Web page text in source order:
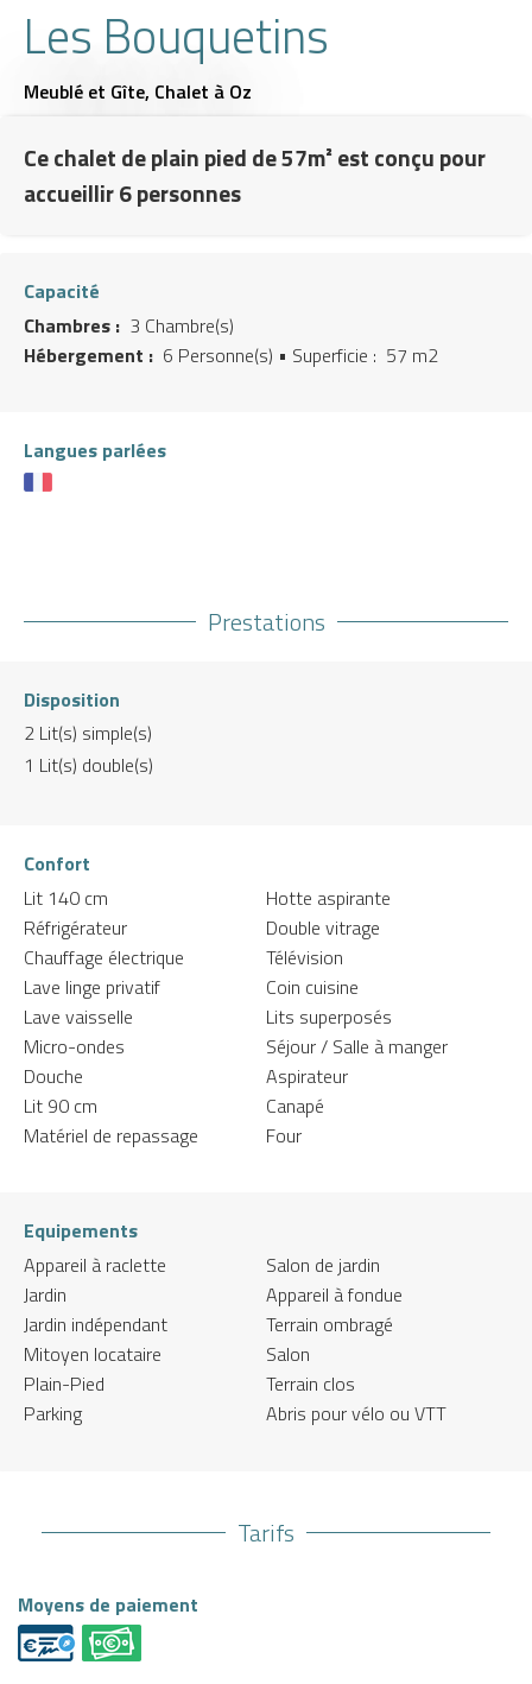
Les Bouquetins
Meublé et Gîte, Chalet à Oz
Ce chalet de plain pied de 57m² est conçu pour
accueillir 6 personnes
Capacité
Chambres : 3 Chambre(s)
Hébergement : 6 Personne(s) • Superficie : 57 m2
Langues parlées
Prestations
Disposition
2 Lit(s) simple(s)
1 Lit(s) double(s)
Confort
Lit 140 cm
Réfrigérateur
Chauffage électrique
Lave linge privatif
Lave vaisselle
Micro-ondes
Douche
Lit 90 cm
Matériel de repassage
Hotte aspirante
Double vitrage
Télévision
Coin cuisine
Lits superposés
Séjour / Salle à manger
Aspirateur
Canapé
Four
Equipements
Appareil à raclette
Jardin
Jardin indépendant
Mitoyen locataire
Plain-Pied
Parking
Salon de jardin
Appareil à fondue
Terrain ombragé
Salon
Terrain clos
Abris pour vélo ou VTT
Tarifs
Moyens de paiement